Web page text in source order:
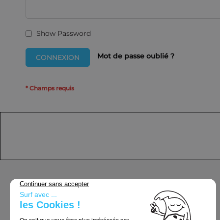
Show Password
CONNEXION Mot de passe oublié ?
Support
Conditions Générales de Vente